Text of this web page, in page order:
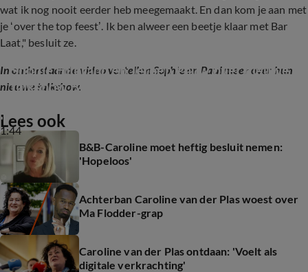
wat ik nog nooit eerder heb meegemaakt. En dan kom je aan met
je ‘over the top feest’. Ik ben alweer een beetje klaar met Bar
Laat," besluit ze.
In onderstaande video vertellen Sophie en Paul meer over hun
nieuwe talkshow.
1:44
Sophie Hilbrand en Jeroen Pauw over nieuwe
talkshow Bar Laat
Lees ook
B&B-Caroline moet heftig besluit nemen:
'Hopeloos'
Achterban Caroline van der Plas woest over
Ma Flodder-grap
Caroline van der Plas ontdaan: 'Voelt als
digitale verkrachting'